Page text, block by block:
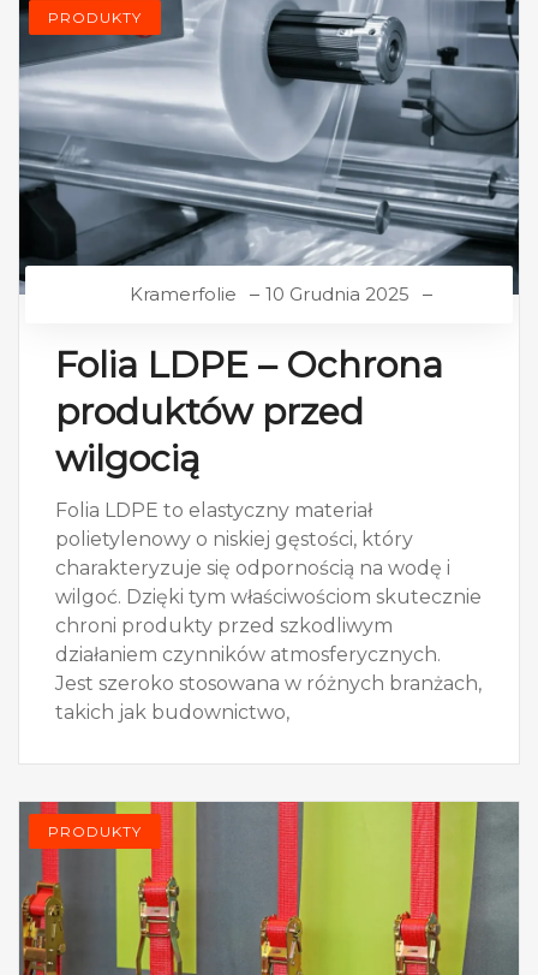
PRODUKTY
Kramerfolie 10 Grudnia 2025
Folia LDPE – Ochrona
produktów przed
wilgocią
Folia LDPE to elastyczny materiał
polietylenowy o niskiej gęstości, który
charakteryzuje się odpornością na wodę i
wilgoć. Dzięki tym właściwościom skutecznie
chroni produkty przed szkodliwym
działaniem czynników atmosferycznych.
Jest szeroko stosowana w różnych branżach,
takich jak budownictwo,
PRODUKTY